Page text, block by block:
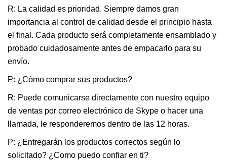
R: La calidad es prioridad. Siempre damos gran
importancia al control de calidad desde el principio hasta
el final. Cada producto será completamente ensamblado y
probado cuidadosamente antes de empacarlo para su
envío.
P: ¿Cómo comprar sus productos?
R: Puede comunicarse directamente con nuestro equipo
de ventas por correo electrónico de Skype o hacer una
llamada, le responderemos dentro de las 12 horas.
P: ¿Entregarán los productos correctos según lo
solicitado? ¿Como puedo confiar en ti?